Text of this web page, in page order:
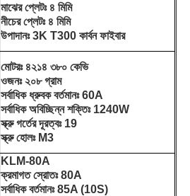
মাঝের প্লেটঃ ৪ মিমি
নীচের প্লেটঃ ৪ মিমি
উপাদানঃ 3K T300 কার্বন ফাইবার
মোটরঃ ৪২১৪ ৩৮০ কেভি
ওজনঃ ২০৮ গ্রাম
সর্বাধিক ধ্রুবক বর্তমানঃ 60A
সর্বাধিক অবিচ্ছিন্ন শক্তিঃ 1240W
স্ক্রু গর্তের দূরত্বঃ 19
স্ক্রু হোলঃ M3
KLM-80A
ক্রমাগত স্রোতঃ 80A
সর্বাধিক বর্তমানঃ 85A (10S)